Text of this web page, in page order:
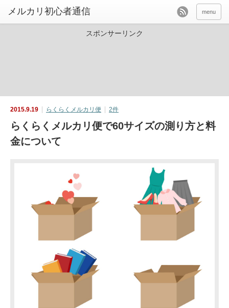
menu
スポンサーリンク
2015.9.19 らくらくメルカリ便 2件
らくらくメルカリ便で60サイズの測り方と料
金について